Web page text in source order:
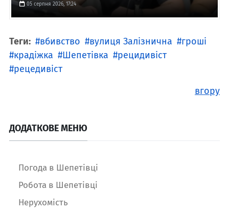
05 серпня 2026, 17:24
Теги: вбивство вулиця Залізнична
гроші
крадіжка
Шепетівка
рецидивіст
рецедивіст
вгору
ДОДАТКОВЕ МЕНЮ
Погода в Шепетівці
Робота в Шепетівці
Нерухомість